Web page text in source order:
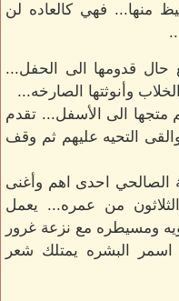
منها... فهي كالعاده لن
قدومها الى الحفل...
وأنوثتها الصارخه...
الى الأسفل... تقدم
التحيه عليهم ثم وقف
الصالحي احدى اهم وأغنى
من عمره... يعمل
ومسيطره مع نزعة غرور
اسمر البشره يمتلك شعر